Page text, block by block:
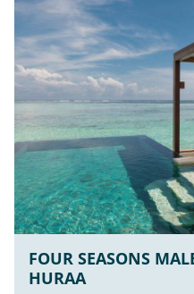
FOUR SEASONS
HURAA